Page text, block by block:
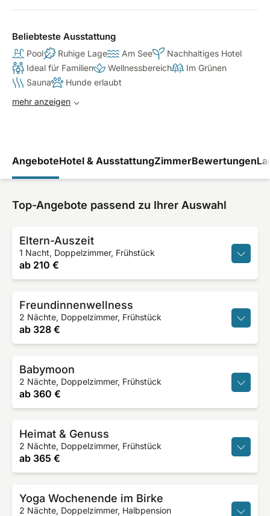
Beliebteste Ausstattung
Pool Ruhige Lage Am See
Nachhaltiges Hotel
Ideal für Familien
Wellnessbereich
Im Grünen
Sauna
Hunde erlaubt
mehr anzeigen
AngeboteHotel & AusstattungZimmerBewertungen
Top-Angebote passend zu Ihrer Auswahl
Eltern-Auszeit
1 Nacht, Doppelzimmer, Frühstück
ab 210 €
Freundinnenwellness
2 Nächte, Doppelzimmer, Frühstück
ab 328 €
Babymoon
2 Nächte, Doppelzimmer, Frühstück
ab 360 €
Heimat & Genuss
2 Nächte, Doppelzimmer, Frühstück
ab 365 €
Yoga Wochenende im Birke
2 Nächte, Doppelzimmer, Halbpension